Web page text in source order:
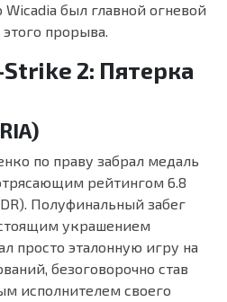
был главной огневой
прорыва.
2: Пятерка
по праву забрал медаль
рейтингом 6.8
Полуфинальный забег
украшением
просто эталонную игру на
безоговорочно став
исполнителем своего